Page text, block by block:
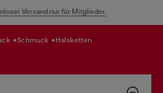
Versand nur für Mitglieder.
schmuck halsketten